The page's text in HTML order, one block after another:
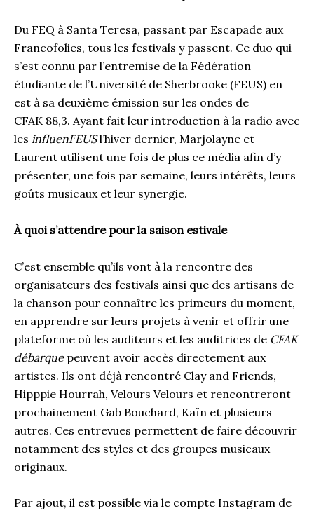
Du FEQ à Santa Teresa, passant par Escapade aux
Francofolies, tous les festivals y passent. Ce duo qui
s’est connu par l’entremise de la Fédération
étudiante de l’Université de Sherbrooke (FEUS) en
est à sa deuxième émission sur les ondes de
CFAK 88,3. Ayant fait leur introduction à la radio avec
les influenFEUSl’hiver dernier, Marjolayne et
Laurent utilisent une fois de plus ce média afin d’y
présenter, une fois par semaine, leurs intérêts, leurs
goûts musicaux et leur synergie.
À quoi s’attendre pour la saison estivale
C’est ensemble qu’ils vont à la rencontre des
organisateurs des festivals ainsi que des artisans de
la chanson pour connaître les primeurs du moment,
en apprendre sur leurs projets à venir et offrir une
plateforme où les auditeurs et les auditrices de CFAK
débarquepeuvent avoir accès directement aux
artistes. Ils ont déjà rencontré Clay and Friends,
Hipppie Hourrah, Velours Velours et rencontreront
prochainement Gab Bouchard, Kaïn et plusieurs
autres. Ces entrevues permettent de faire découvrir
notamment des styles et des groupes musicaux
originaux.
Par ajout, il est possible via le compte Instagram de